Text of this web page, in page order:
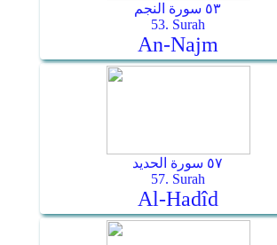
٥٣ سورة النجم
53. Surah
An-Najm
٥٧ سورة الحديد
57. Surah
Al-Hadîd